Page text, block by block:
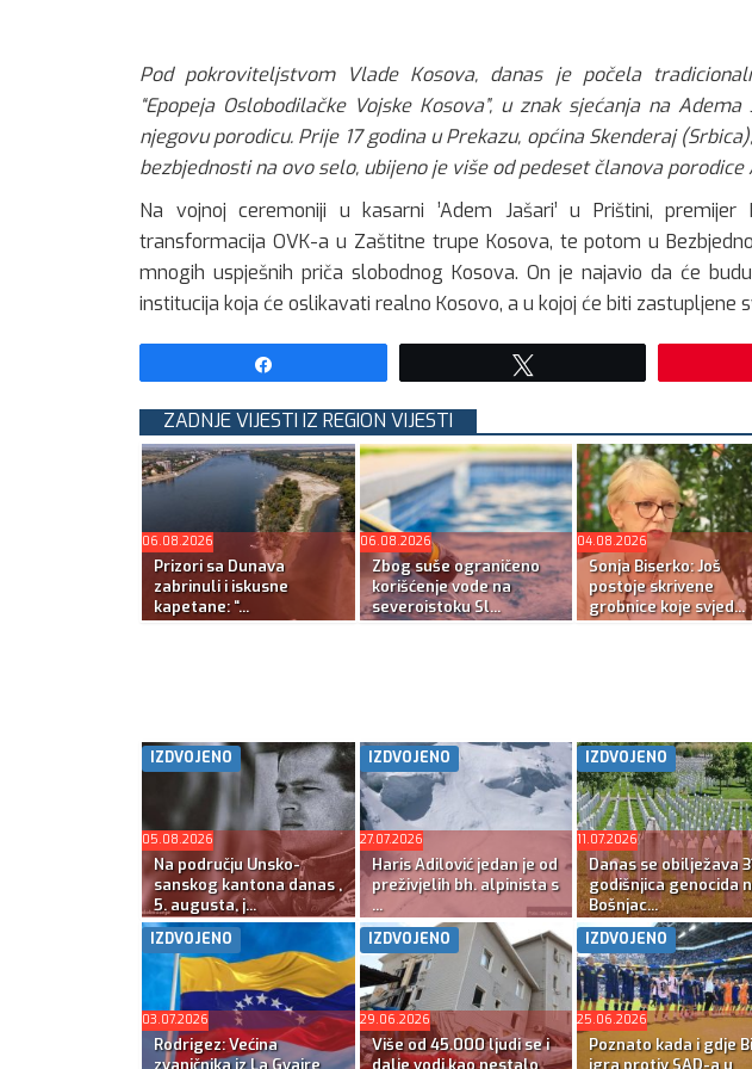
Pod pokroviteljstvom Vlade Kosova, danas je počela
“Epopeja Oslobodilačke Vojske Kosova”, u znak sjećanja na
njegovu porodicu. Prije 17 godina u Prekazu, općina Skenderaj
bezbjednosti na ovo selo, ubijeno je više od pedeset članova porodice
Na vojnoj ceremoniji u kasarni ’Adem Jašari’ u Prištini,
transformacija OVK-a u Zaštitne trupe Kosova, te potom u
mnogih uspješnih priča slobodnog Kosova. On je najavio da će
institucija koja će oslikavati realno Kosovo, a u kojoj će biti zastupljene
ZADNJE VIJESTI IZ REGION VIJESTI
06.08.2026
Prizori sa Dunava
zabrinuli i iskusne
kapetane: “...
06.08.2026
Zbog suše ograničeno
korišćenje vode na
severoistoku Sl...
04.08.2026
Sonja Biserko: Još
postoje skrivene
grobnice koje svjed...
IZDVOJENO
05.08.2026
Na području Unsko-
sanskog kantona danas ,
5. augusta, j...
IZDVOJENO
27.07.2026
Haris Adilović jedan je od
preživjelih bh. alpinista s
...
IZDVOJENO
11.07.2026
Danas se obilježava
godišnjica genocida
Bošnjac...
IZDVOJENO
03.07.2026
Rodrigez: Većina
IZDVOJENO
29.06.2026
Više od 45.000 ljudi se i
IZDVOJENO
25.06.2026
Poznato kada i gdje